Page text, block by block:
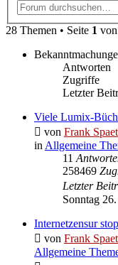
28 Themen • Seite 1 von
Antworten
Zugriffe
Letzter
Viele Lumix-
von Frank
in Allgemeine
11
258469
Letzter
Sonntag
Internetzensur
von Frank
Allgemeine